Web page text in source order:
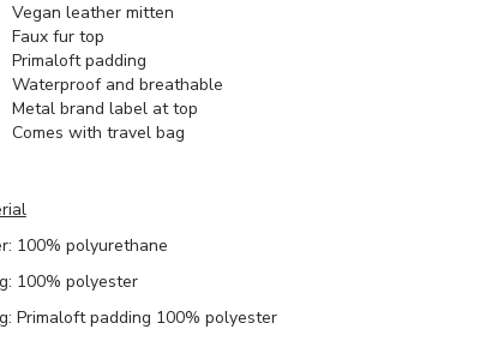
Vegan leather mitten
Faux fur top
Primaloft padding
Waterproof and breathable
Metal brand label at top
Comes with travel bag
100% polyurethane
100% polyester
Primaloft padding 100% polyester